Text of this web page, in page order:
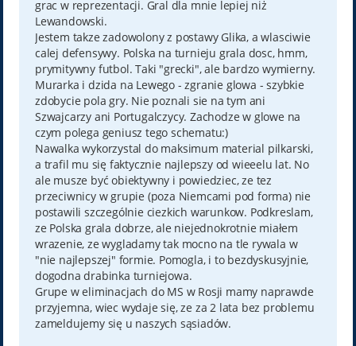
grac w reprezentacji. Gral dla mnie lepiej niż
Lewandowski.
Jestem takze zadowolony z postawy Glika, a wlasciwie
calej defensywy. Polska na turnieju grala dosc, hmm,
prymitywny futbol. Taki "grecki", ale bardzo wymierny.
Murarka i dzida na Lewego - zgranie glowa - szybkie
zdobycie pola gry. Nie poznali sie na tym ani
Szwajcarzy ani Portugalczycy. Zachodze w glowe na
czym polega geniusz tego schematu:)
Nawalka wykorzystal do maksimum material pilkarski,
a trafil mu się faktycznie najlepszy od wieeelu lat. No
ale musze być obiektywny i powiedziec, ze tez
przeciwnicy w grupie (poza Niemcami pod forma) nie
postawili szczególnie ciezkich warunkow. Podkreslam,
ze Polska grala dobrze, ale niejednokrotnie miałem
wrazenie, ze wygladamy tak mocno na tle rywala w
"nie najlepszej" formie. Pomogla, i to bezdyskusyjnie,
dogodna drabinka turniejowa.
Grupe w eliminacjach do MS w Rosji mamy naprawde
przyjemna, wiec wydaje się, ze za 2 lata bez problemu
zameldujemy się u naszych sąsiadów.